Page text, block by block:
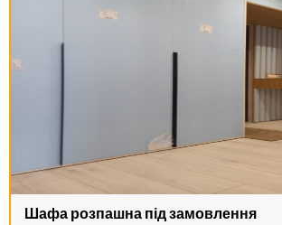
Шафа розпашна під замовлення